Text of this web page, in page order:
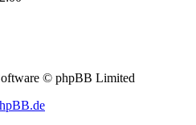
© phpBB Limited